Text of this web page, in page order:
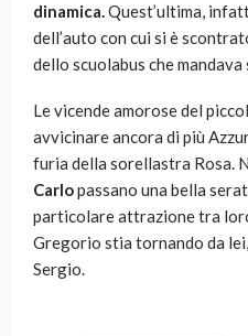
dinamica.Quest’ultima,
dell’auto con cui si è
dello scuolabus che
Le vicende amorose del
avvicinare ancora di più
furia della sorellastra Rosa.
Carlopassano una bella
particolare attrazione tra
Gregorio stia tornando da
Sergio.